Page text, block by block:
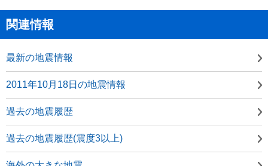
関連情報
最新の地震情報
2011年10月18日の地震情報
過去の地震履歴
過去の地震履歴(震度3以上)